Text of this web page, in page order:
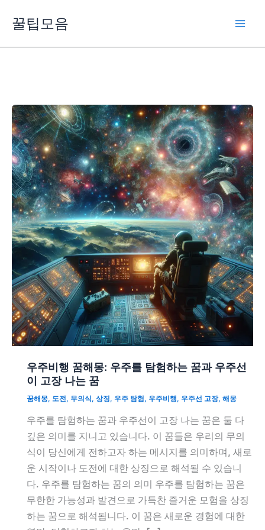
꿀팁모음
우주비행 꿈해몽: 우주를 탐험하는 꿈과 우주선
이 고장 나는 꿈
꿈해몽, 도전, 무의식, 상징, 우주 탐험 , 우주비행, 우주선 고장, 해몽
우주를 탐험하는 꿈과 우주선이 고장 나는 꿈은 둘 다
깊은 의미를 지니고 있습니다. 이 꿈들은 우리의 무의
식이 당신에게 전하고자 하는 메시지를 의미하며, 새로
운 시작이나 도전에 대한 상징으로 해석될 수 있습니
다. 우주를 탐험하는 꿈의 의미 우주를 탐험하는 꿈은
무한한 가능성과 발견으로 가득찬 즐거운 모험을 상징
하는 꿈으로 해석됩니다. 이 꿈은 새로운 경험에 대한